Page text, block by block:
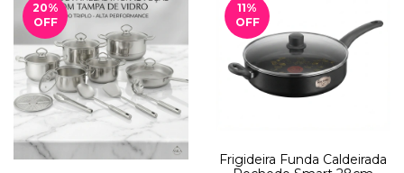
20%
OFF
11%
OFF
Frigideira Funda Caldeirada